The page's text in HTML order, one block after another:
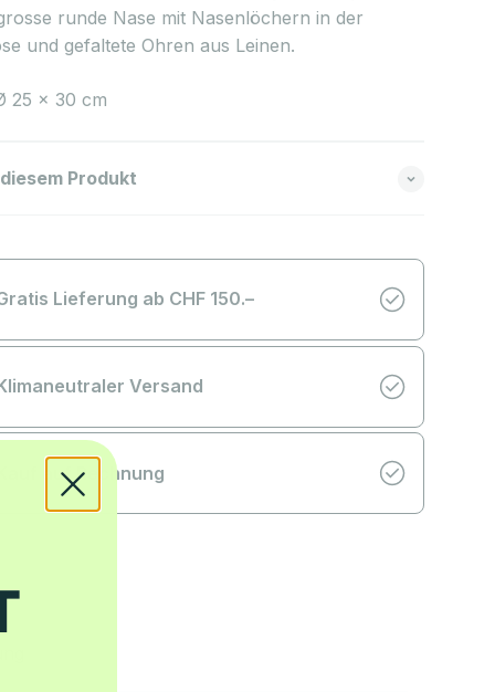
runde Nase mit Nasenlöchern in der
und gefaltete Ohren aus Leinen.
25 x 30 cm
Produkt
Lieferung ab CHF 150.–
Versand
Kauf auf Rechnung